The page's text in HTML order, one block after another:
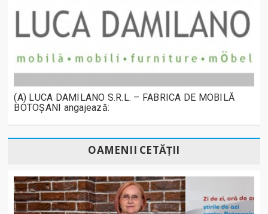
(A) LUCA DAMILANO S.R.L. – FABRICA DE MOBILĂ
BOTOȘANI angajează:
OAMENII CETĂȚII